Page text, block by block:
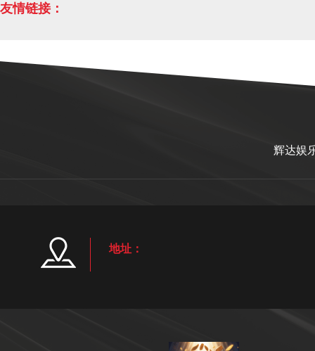
友情链接：
辉达娱
地址：